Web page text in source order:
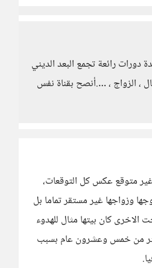
رائعة تجمع البعد الديني
، الزواج ، ….أنصح بقناة نفس
متوقع عكس كل التوقعات،
وزواجها غير مستقر تماما بل
كان بيتها مثال للهدوء
اكثر من خمس وعشرون عام بسبب